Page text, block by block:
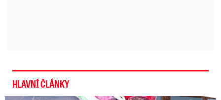
HLAVNÍ ČLÁNKY